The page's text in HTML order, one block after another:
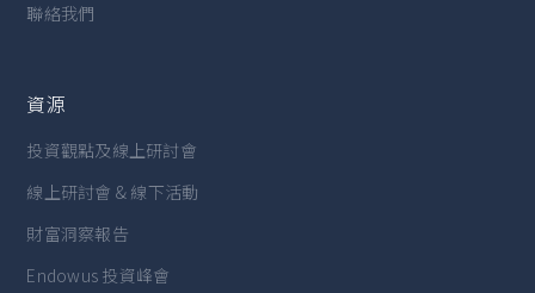
聯絡我們
資源
投資觀點及線上研討會
線上研討會 & 線下活動
財富洞察報告
Endowus 投資峰會